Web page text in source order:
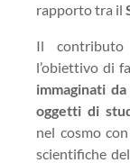
rapporto tra il
Il contributo
l’obiettivo di
immaginati
oggetti di
nel cosmo
scientifiche